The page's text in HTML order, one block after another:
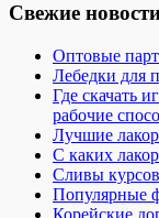
Свежие
Оптовые
Лебедки для
Где скачать
рабочие
Лучшие
С каких
Сливы
Популярные
Корейские